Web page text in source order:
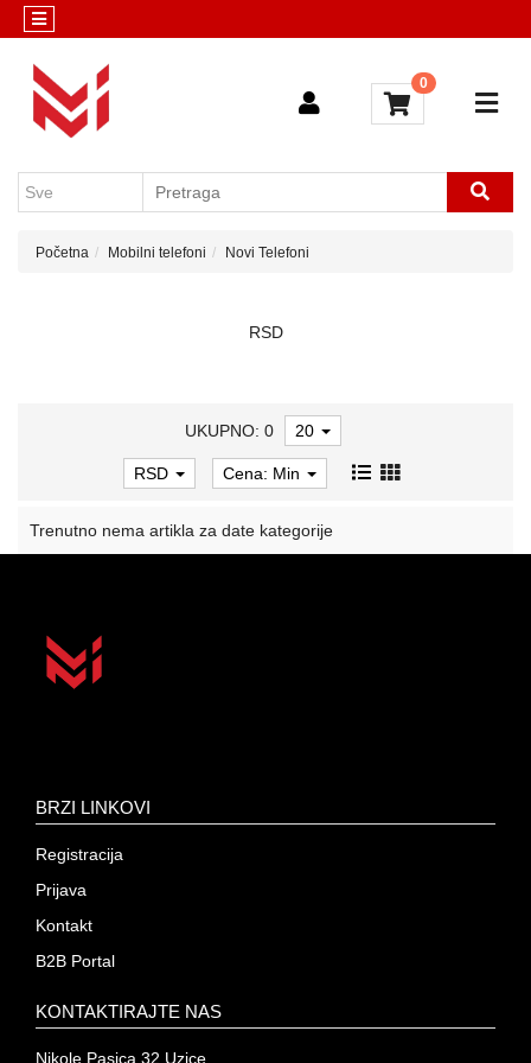
0
Kategorije
Računari
komponente
Sve
Konfigurator
Početna Mobilni telefoni Novi Telefoni
RSD
UKUPNO: 0 20
RSD Cena: Min
Trenutno nema artikla za date kategorije
BRZI LINKOVI
Registracija
Prijava
Kontakt
B2B Portal
KONTAKTIRAJTE NAS
Nikole Pasica 32 Uzice